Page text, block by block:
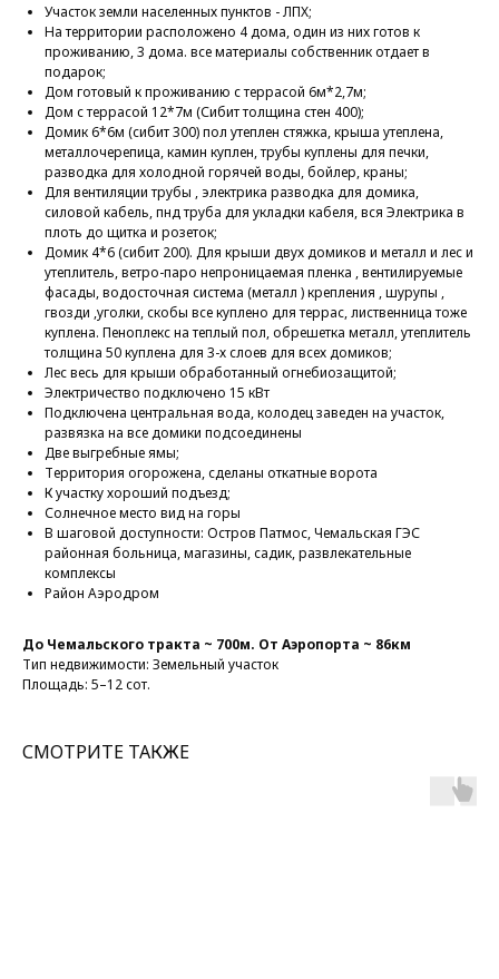
Участок земли населенных пунктов - ЛПХ;
На территории расположено 4 дома, один из них готов к
проживанию, 3 дома. все материалы собственник отдает в
подарок;
Дом готовый к проживанию с террасой 6м*2,7м;
Дом с террасой 12*7м (Сибит толщина стен 400);
Домик 6*6м (сибит 300) пол утеплен стяжка, крыша утеплена,
металлочерепица, камин куплен, трубы куплены для печки,
разводка для холодной горячей воды, бойлер, краны;
Для вентиляции трубы , электрика разводка для домика,
силовой кабель, пнд труба для укладки кабеля, вся Электрика в
плоть до щитка и розеток;
Домик 4*6 (сибит 200). Для крыши двух домиков и металл и лес и
утеплитель, ветро-паро непроницаемая пленка , вентилируемые
фасады, водосточная система (металл ) крепления , шурупы ,
гвозди ,уголки, скобы все куплено для террас, лиственница тоже
куплена. Пеноплекс на теплый пол, обрешетка металл, утеплитель
толщина 50 куплена для 3-х слоев для всех домиков;
Лес весь для крыши обработанный огнебиозащитой;
Электричество подключено 15 кВт
Подключена центральная вода, колодец заведен на участок,
развязка на все домики подсоединены
Две выгребные ямы;
Территория огорожена, сделаны откатные ворота
К участку хороший подъезд;
Солнечное место вид на горы
В шаговой доступности: Остров Патмос, Чемальская ГЭС
районная больница, магазины, садик, развлекательные
комплексы
Район Аэродром
До Чемальского тракта ~ 700м. От Аэропорта ~ 86км
Тип недвижимости: Земельный участок
Площадь: 5–12 сот.
СМОТРИТЕ ТАКЖЕ